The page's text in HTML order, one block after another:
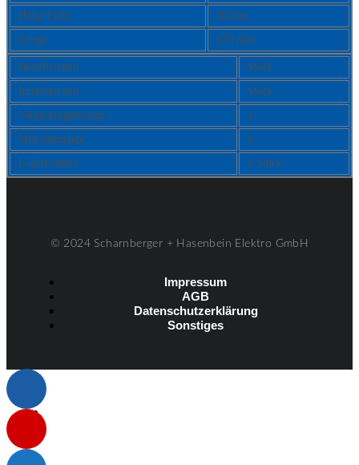
Höhe/Tiefe:
86 mm
Länge:
670 mm
Bestelleinheit:
Stück
Inhaltseinheit:
Stück
Verpackungsmenge:
1
Mindestmenge:
1
Lagerbestand:
1 Stück
© 2024 Scharnberger + Hasenbein Elektro GmbH
Impressum
AGB
Datenschutzerklärung
Sonstiges